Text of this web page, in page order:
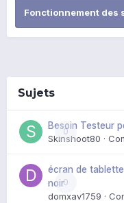
Fonctionnement des
Sujets
0
Besoin Testeur
Skinshoot80 ·
0
écran de
noir
domxav1759 ·